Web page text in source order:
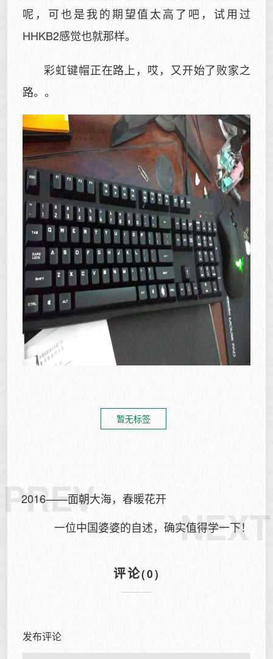
呢，可也是我的期望值太高了吧，试用过
HHKB2感觉也就那样。
彩虹键帽正在路上，哎，又开始了败家之
路。。
暂无标签
PREV
2016——面朝大海，春暖花开
NEXT
一位中国婆婆的自述，确实值得学一下！
评论(0)
发布评论